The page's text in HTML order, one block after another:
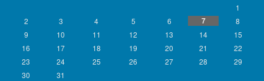
1
2
3 4 5 6 7
8
9
10 11 12 13 14
15
16
17 18 19 20 21
22
23
24 25 26 27 28
29
30
31